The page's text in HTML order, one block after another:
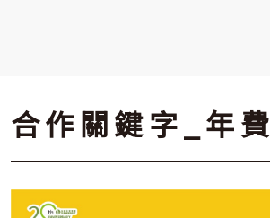
合作關鍵字_年費